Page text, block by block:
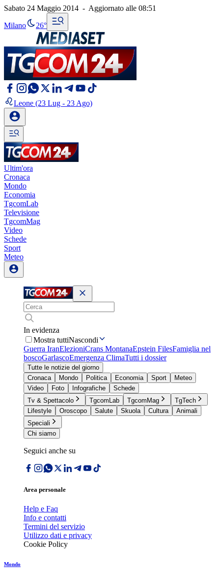
Sabato 24 Maggio 2014 - Aggiornato alle 08:51
Milano 26°
Leone (23 Lug - 23 Ago)
Ultim'ora
Cronaca
Mondo
Economia
TgcomLab
Televisione
TgcomMag
Video
Schede
Sport
Meteo
In evidenza
Mostra tuttiNascondi
Guerra IranElezioniCrans MontanaEpstein FilesFamiglia nel
boscoGarlascoEmergenza ClimaTutti i dossier
Tutte le notizie del giorno
Cronaca
Mondo Politica Economia Sport
Meteo
Video
Foto Infografiche
Schede
Tv & Spettacolo
TgcomLab TgcomMag
TgTech
Lifestyle
Oroscopo Salute Skuola Cultura
Animali
Speciali
Chi siamo
Seguici anche su
Area personale
Help e Faq
Info e contatti
Termini del servizio
Utilizzo dati e privacy
Cookie Policy
Mondo